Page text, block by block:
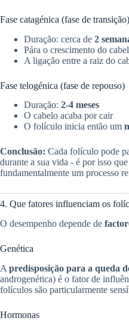
Fase catagénica (fase de transição)
Duração: cerca de 2
Pára o crescimento do
A ligação entre a raiz do
Fase telogénica (fase de repouso)
Duração: 2-4 meses
O cabelo acaba por cair
O folículo inicia então um
Conclusão: Cada folículo pode
durante a sua vida - é por isso
fundamentalmente um processo
4. Que fatores influenciam os
O desempenho depende de
Genética
A predisposição para a queda
androgenética) é o fator de
folículos são particularmente
Hormonas